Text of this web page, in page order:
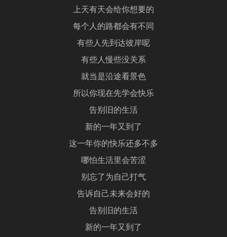
上天有天会给你想要的
每个人的路都会有不同
有些人先到达彼岸呢
有些人慢些没关系
就当是沿途看景色
所以你现在先学会快乐
告别旧的生活
新的一年又到了
这一年你的快乐还多不多
哪怕生活里会苦涩
别忘了为自己打气
告诉自己未来会好的
告别旧的生活
新的一年又到了